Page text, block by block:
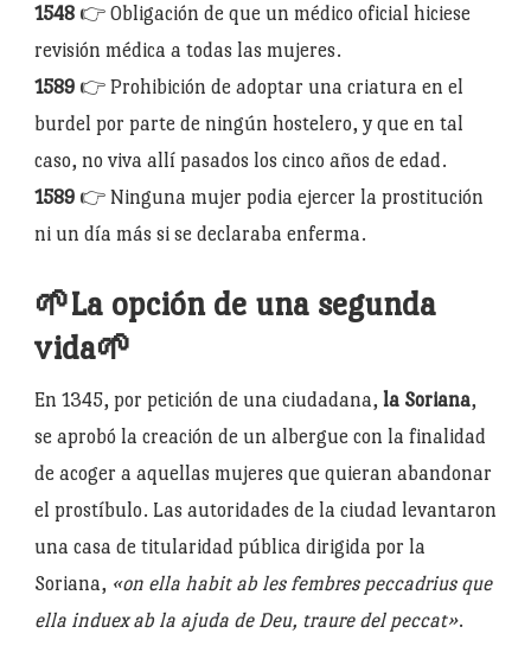
1548 👉 Obligación de que un médico oficial hiciese
revisión médica a todas las mujeres.
1589 👉 Prohibición de adoptar una criatura en el
burdel por parte de ningún hostelero, y que en tal
caso, no viva allí pasados los cinco años de edad.
1589 👉 Ninguna mujer podia ejercer la prostitución
ni un día más si se declaraba enferma.
🌱La opción de una segunda
vida🌱
En 1345, por petición de una ciudadana, la Soriana,
se aprobó la creación de un albergue con la finalidad
de acoger a aquellas mujeres que quieran abandonar
el prostíbulo. Las autoridades de la ciudad levantaron
una casa de titularidad pública dirigida por la
Soriana, «on ella habit ab les fembres peccadrius que
ella induex ab la ajuda de Deu, traure del peccat».